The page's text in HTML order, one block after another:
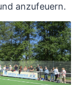
anzufeuern.